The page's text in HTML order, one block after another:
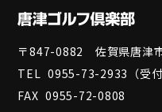
〒847-0882 佐賀県唐津
TEL 0955-73-2933 （受
FAX 0955-72-0808